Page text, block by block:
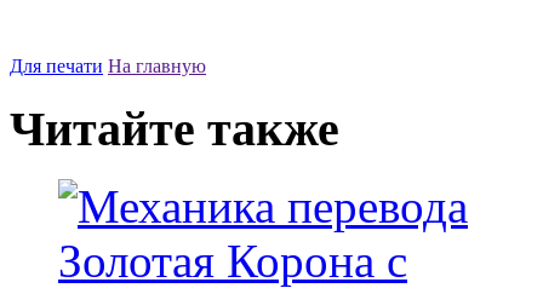
Для печати На главную
Читайте также